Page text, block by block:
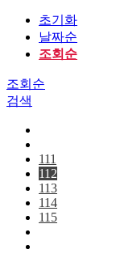
초기화
날짜순
조회순
조회순
검색
111
112
113
114
115